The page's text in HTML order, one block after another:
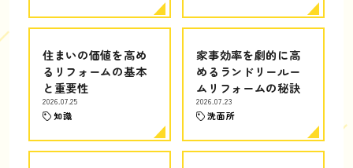
住まいの価値を高め
るリフォームの基本
と重要性
2026.07.25
知識
家事効率を劇的に高
めるランドリールー
ムリフォームの秘訣
2026.07.23
洗面所